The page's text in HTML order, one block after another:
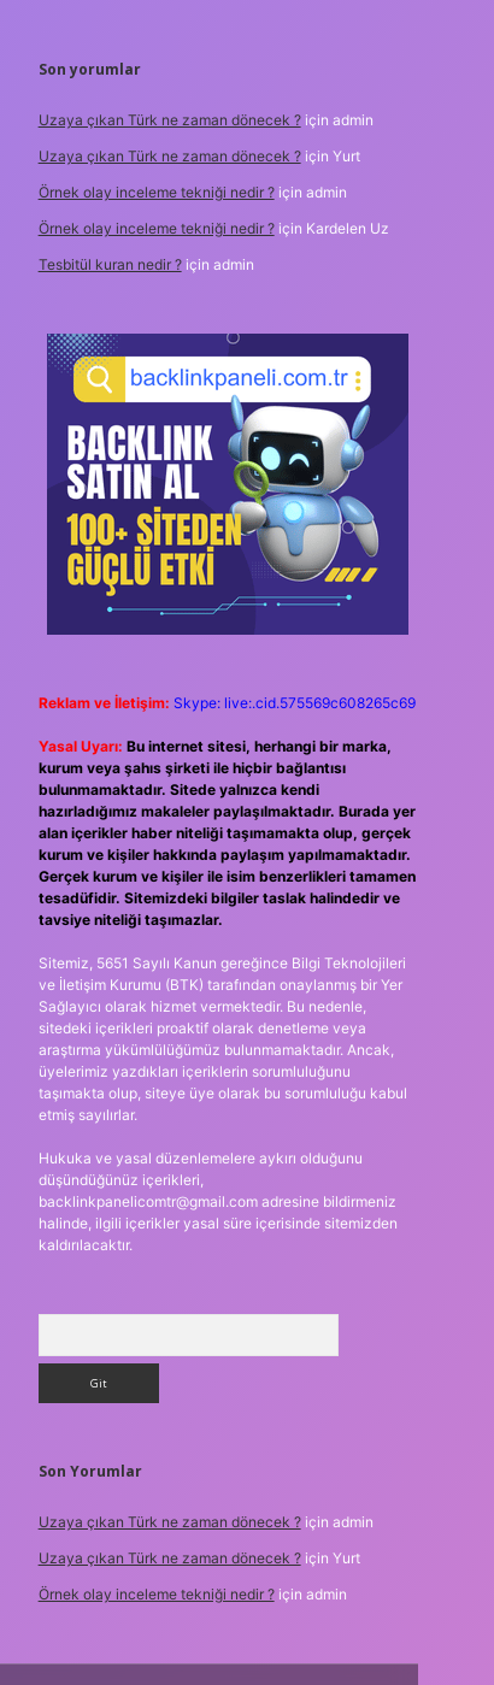
Son yorumlar
Uzaya çıkan Türk ne zaman dönecek ?için admin
Uzaya çıkan Türk ne zaman dönecek ?için Yurt
Örnek olay inceleme tekniği nedir ?için admin
Örnek olay inceleme tekniği nedir ?için Kardelen Uz
Tesbitül kuran nedir ?için admin
Reklam ve İletişim: Skype: live:.cid.575569c608265c69
Yasal Uyarı: Bu internet sitesi, herhangi bir marka,
kurum veya şahıs şirketi ile hiçbir bağlantısı
bulunmamaktadır. Sitede yalnızca kendi
hazırladığımız makaleler paylaşılmaktadır. Burada yer
alan içerikler haber niteliği taşımamakta olup, gerçek
kurum ve kişiler hakkında paylaşım yapılmamaktadır.
Gerçek kurum ve kişiler ile isim benzerlikleri tamamen
tesadüfidir. Sitemizdeki bilgiler taslak halindedir ve
tavsiye niteliği taşımazlar.
Sitemiz, 5651 Sayılı Kanun gereğince Bilgi Teknolojileri
ve İletişim Kurumu (BTK) tarafından onaylanmış bir Yer
Sağlayıcı olarak hizmet vermektedir. Bu nedenle,
sitedeki içerikleri proaktif olarak denetleme veya
araştırma yükümlülüğümüz bulunmamaktadır. Ancak,
üyelerimiz yazdıkları içeriklerin sorumluluğunu
taşımakta olup, siteye üye olarak bu sorumluluğu kabul
etmiş sayılırlar.
Hukuka ve yasal düzenlemelere aykırı olduğunu
düşündüğünüz içerikleri,
backlinkpanelicomtr@gmail.comadresine bildirmeniz
halinde, ilgili içerikler yasal süre içerisinde sitemizden
kaldırılacaktır.
Son Yorumlar
Uzaya çıkan Türk ne zaman dönecek ?için admin
Uzaya çıkan Türk ne zaman dönecek ?için Yurt
Örnek olay inceleme tekniği nedir ?için admin